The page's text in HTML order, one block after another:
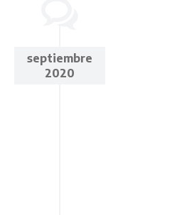
septiembre
2020